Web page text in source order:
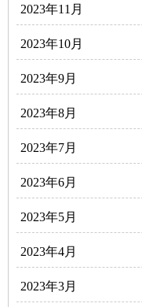
2023年11月
2023年10月
2023年9月
2023年8月
2023年7月
2023年6月
2023年5月
2023年4月
2023年3月